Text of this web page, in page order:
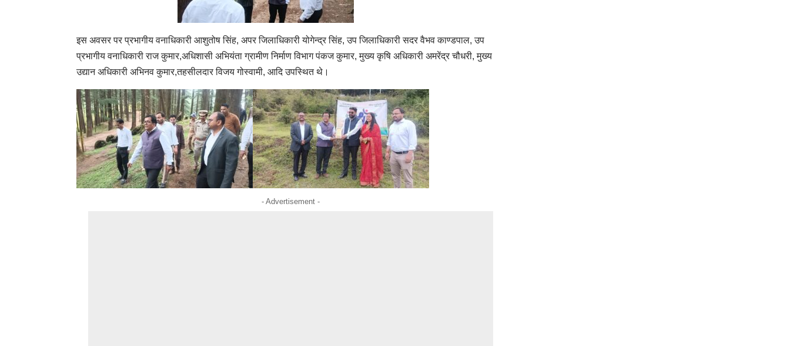
इस अवसर पर प्रभागीय वनाधिकारी आशुतोष सिंह, अपर जिलाधिकारी योगेन्द्र सिंह, उप जिलाधिकारी सदर वैभव काण्डपाल, उप
प्रभागीय वनाधिकारी राज कुमार,अधिशासी अभियंता ग्रामीण निर्माण विभाग पंकज कुमार, मुख्य कृषि अधिकारी अमरेंद्र चौधरी, मुख्य
उद्यान अधिकारी अभिनव कुमार,तहसीलदार विजय गोस्वामी, आदि उपस्थित थे।
- Advertisement -